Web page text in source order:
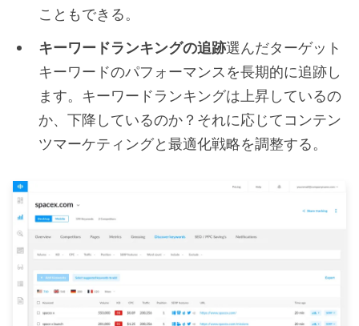
こともできる。
キーワードランキングの追跡選んだターゲット
キーワードのパフォーマンスを長期的に追跡し
ます。キーワードランキングは上昇しているの
か、下降しているのか？それに応じてコンテン
ツマーケティングと最適化戦略を調整する。